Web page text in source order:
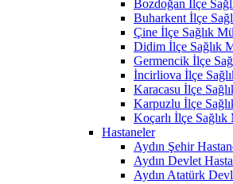
Bozdoğan İlçe
Buharkent İlçe
Çine İlçe Sağlık
Didim İlçe Sağlık
Germencik İlçe
İncirliova İlçe
Karacasu İlçe
Karpuzlu İlçe
Koçarlı İlçe
Hastaneler
Aydın Şehir
Aydın Devlet
Aydın Atatürk